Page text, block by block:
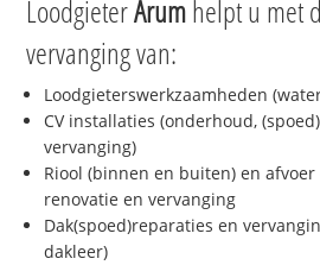
LoodgieterArumhelpt u met
vervanging van:
Loodgieterswerkzaamheden
CV installaties (onderhoud,
vervanging)
Riool (binnen en buiten) en
renovatie en vervanging
Dak(spoed)reparaties en
dakleer)